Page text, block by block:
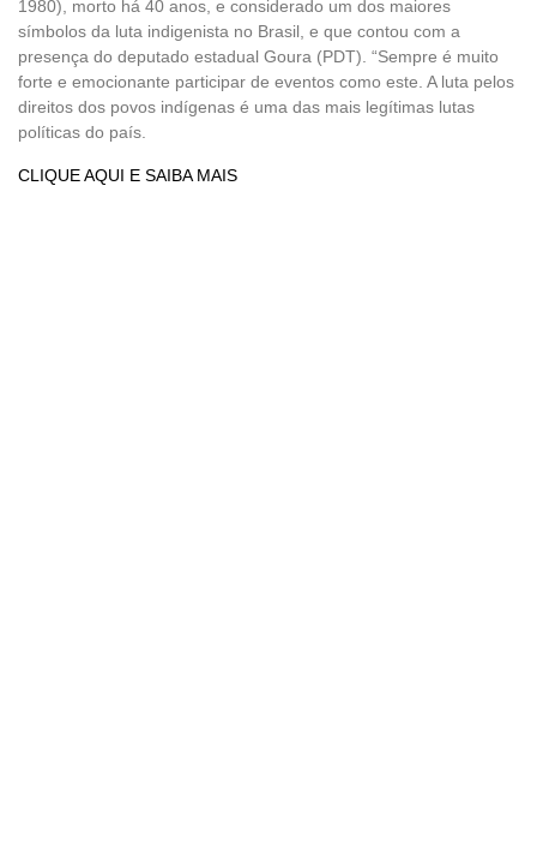
1980), morto há 40 anos, e considerado um dos maiores
símbolos da luta indigenista no Brasil, e que contou com a
presença do deputado estadual Goura (PDT). “Sempre é muito
forte e emocionante participar de eventos como este. A luta pelos
direitos dos povos indígenas é uma das mais legítimas lutas
políticas do país.
CLIQUE AQUI E SAIBA MAIS